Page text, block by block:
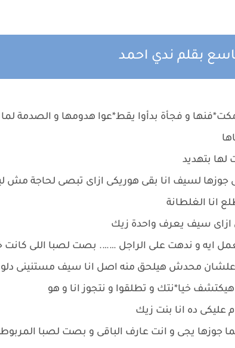
بقلم ندي احمد
و فجأة بدأوا يقط*عوا هدومها و الصدمة
بتهديد
جوزها لسيف انا بقى هوريكى ازاى تبصى لحاجة مش
انا الغلطانة
ازاى سيف يعرف واحدة زيك
ايه و ندهت على الراجل ……. بصت لصبا اللى كانت
محدش هيلحق منه اصل انا سيف مستنينى
خيا*نتك و تطلقوا و نتجوز انا و هو
عليكى ده انا بنت زيك
جوزها يجى و انت عارف الباقى و بصت لصبا